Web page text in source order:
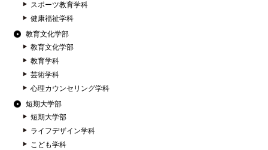
スポーツ教育学科
健康福祉学科
教育文化学部
教育文化学部
教育学科
芸術学科
心理カウンセリング学科
短期大学部
短期大学部
ライフデザイン学科
こども学科